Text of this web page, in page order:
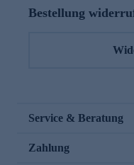
Bestellung
Service & Beratung
Zahlung